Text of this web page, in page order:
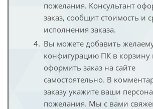
пожелания. Консультант
заказ, сообщит стоимость и
исполнения заказа.
Вы можете добавить
конфигурацию ПК в корзину
оформить заказ на сайте
самостоятельно. В
заказу укажите ваши
пожелания. Мы с вами